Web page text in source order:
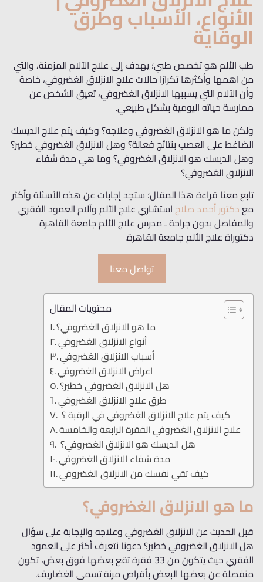
الأنواع، الأسباب وطرق
الوقاية
طب الألم هو تخصص طبي؛ يهدف إلى علاج الآلام المزمنة، والتي
من اهمها وأكثرها تكرارًا حالات علاج الانزلاق الغضروفي، خاصة
وأن الآلام التي يسببها الانزلاق الغضروفي، تعيق الشخص عن
ممارسة حياته اليومية بشكل طبيعي.
ولكن ما هو الانزلاق الغضروفي وعلاجه؟ وكيف يتم علاج الديسك
الضاغط على العصب بنتائج فعالة؟ وهل الانزلاق الغضروفي خطير؟
وهل الديسك هو الانزلاق الغضروفي؟ وما هي مدة شفاء
الانزلاق الغضروفي؟
تابع معنا قراءة هذا المقال؛ ستجد إجابات عن هذه الأسئلة وأكثر
معدكتور أحمد صلاحاستشاري علاج الألم وآلام العمود الفقري
والمفاصل بدون جراحة ـ مدرس علاج الألم جامعة القاهرة
دكتوراة علاج الألم جامعة القاهرة.
تواصل معنا
محتويات المقال
ما هو الانزلاق الغضروفي؟
أنواع الانزلاق الغضروفي
أسباب الانزلاق الغضروفي
اعراض الانزلاق الغضروفي
هل الانزلاق الغضروفي خطير؟
طرق علاج الانزلاق الغضروفي
كيف يتم علاج الانزلاق الغضروفي في الرقبة ؟
علاج الانزلاق الغضروفي الفقرة الرابعة والخامسة
هل الديسك هو الانزلاق الغضروفي؟
مدة شفاء الانزلاق الغضروفي
كيف تقي نفسك من الانزلاق الغضروفي
ما هو الانزلاق الغضروفي؟
قبل الحديث عن الانزلاق الغضروفي وعلاجه والإجابة على سؤال
هل الانزلاق الغضروفي خطير؟ دعونا نتعرف أكثر على العمود
الفقري حيث يتكون من 33 فقرة تقع بعضها فوق بعض، تكون
منفصلة عن بعضها البعض بأقراص مرنة تسمى الغضاريف.